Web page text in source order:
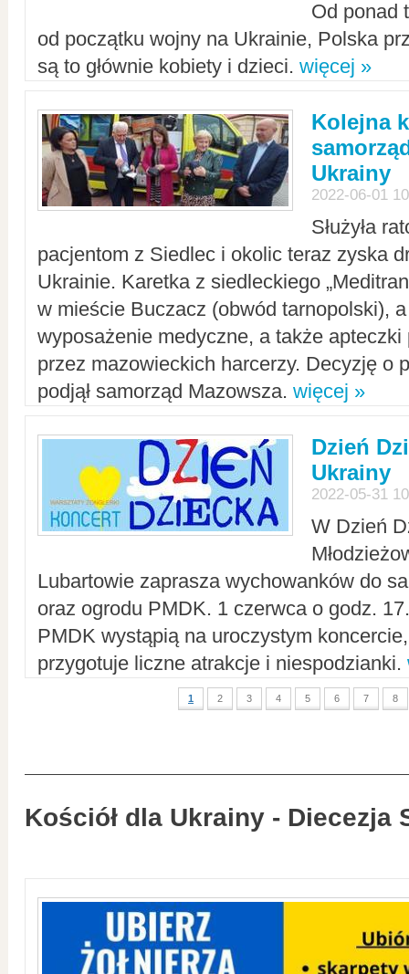
Od ponad
od początku wojny na Ukrainie, Polska
są to głównie kobiety i dzieci. więcej »
Kolejna
Ukrainy
2022-06-01
Służyła
pacjentom z Siedlec i okolic teraz zyska
Ukrainie. Karetka z siedleckiego
w mieście Buczacz (obwód tarnopolski),
wyposażenie medyczne, a także apteczki
przez mazowieckich harcerzy. Decyzję o
podjął samorząd Mazowsza. więcej »
Dzień
Ukrainy
2022-05-31
W Dzień
Lubartowie zaprasza wychowanków do
oraz ogrodu PMDK. 1 czerwca o godz.
PMDK wystąpią na uroczystym
przygotuje liczne atrakcje i niespodzianki.
1 2 3 4 5 6 7 8
Kościół dla Ukrainy - Diecezja